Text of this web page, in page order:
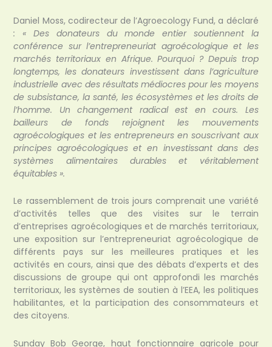
Daniel Moss, codirecteur de l’Agroecology Fund, a déclaré
: « Des donateurs du monde entier soutiennent la
conférence sur l’entrepreneuriat agroécologique et les
marchés territoriaux en Afrique. Pourquoi ? Depuis trop
longtemps, les donateurs investissent dans l’agriculture
industrielle avec des résultats médiocres pour les moyens
de subsistance, la santé, les écosystèmes et les droits de
l’homme. Un changement radical est en cours. Les
bailleurs de fonds rejoignent les mouvements
agroécologiques et les entrepreneurs en souscrivant aux
principes agroécologiques et en investissant dans des
systèmes alimentaires durables et véritablement
équitables ».
Le rassemblement de trois jours comprenait une variété
d’activités telles que des visites sur le terrain
d’entreprises agroécologiques et de marchés territoriaux,
une exposition sur l’entrepreneuriat agroécologique de
différents pays sur les meilleures pratiques et les
activités en cours, ainsi que des débats d’experts et des
discussions de groupe qui ont approfondi les marchés
territoriaux, les systèmes de soutien à l’EEA, les politiques
habilitantes, et la participation des consommateurs et
des citoyens.
Sunday Bob George, haut fonctionnaire agricole pour